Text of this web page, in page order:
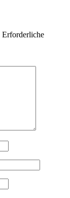
Erforderliche